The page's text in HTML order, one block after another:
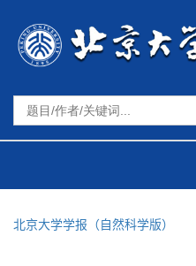
北京大学学报（自然科学版）